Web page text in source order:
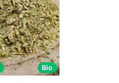
Bio